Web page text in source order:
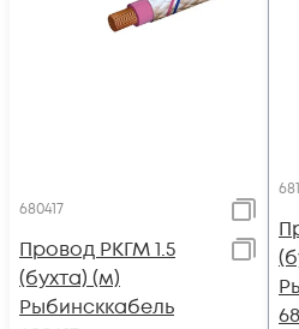
680417
Провод РКГМ 1.5
(бухта) (м)
Рыбинсккабель